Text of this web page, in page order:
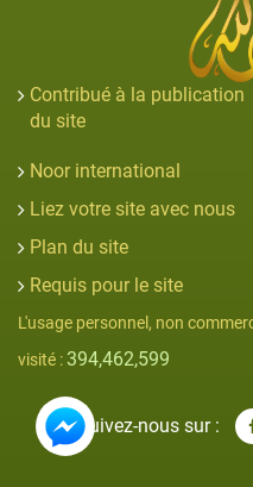
Contribué à la publication
du site
Noor international
Liez votre site avec nous
Plan du site
Requis pour le site
L'usage personnel, non
visité : 394,462,599
Suivez-nous sur :